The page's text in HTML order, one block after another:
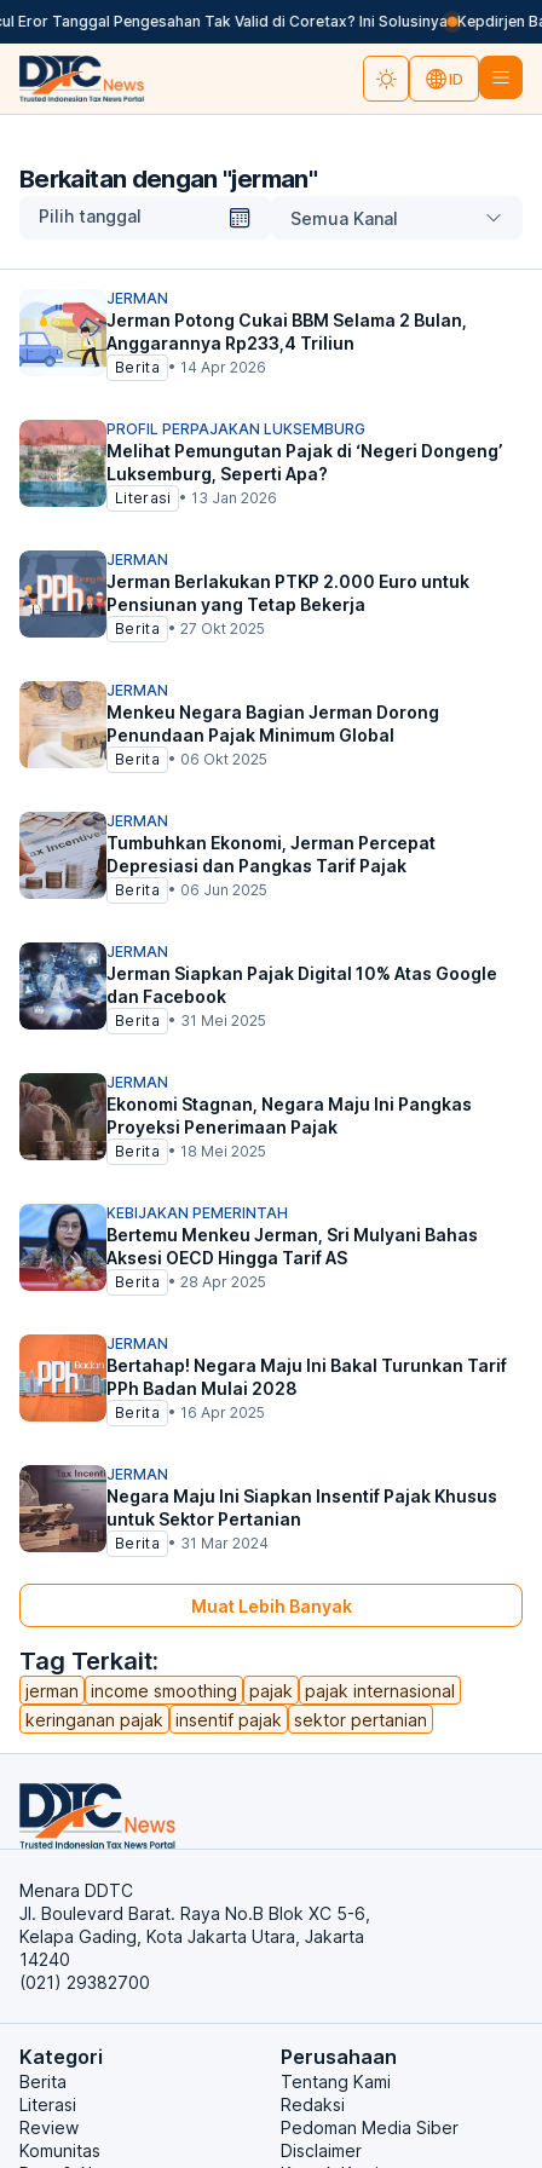
Eror Tanggal Pengesahan Tak Valid di Coretax? Ini Solusinya Kepdirjen
ID
Berkaitan dengan "jerman"
Pilih tanggal Semua Kanal
Tag Terkait:
jerman income smoothing pajak
pajak internasional
keringanan pajak
insentif pajak sektor pertanian
JERMAN
Jerman Potong Cukai BBM Selama 2 Bulan,
Anggarannya Rp233,4 Triliun
Berita • 14 Apr 2026
PROFIL PERPAJAKAN LUKSEMBURG
Melihat Pemungutan Pajak di ‘Negeri Dongeng’
Luksemburg, Seperti Apa?
Literasi • 13 Jan 2026
JERMAN
Jerman Berlakukan PTKP 2.000 Euro untuk
Pensiunan yang Tetap Bekerja
Berita • 27 Okt 2025
JERMAN
Menkeu Negara Bagian Jerman Dorong
Penundaan Pajak Minimum Global
Berita • 06 Okt 2025
JERMAN
Tumbuhkan Ekonomi, Jerman Percepat
Depresiasi dan Pangkas Tarif Pajak
Berita • 06 Jun 2025
JERMAN
Jerman Siapkan Pajak Digital 10% Atas Google
dan Facebook
Berita • 31 Mei 2025
JERMAN
Ekonomi Stagnan, Negara Maju Ini Pangkas
Proyeksi Penerimaan Pajak
Berita • 18 Mei 2025
KEBIJAKAN PEMERINTAH
Bertemu Menkeu Jerman, Sri Mulyani Bahas
Aksesi OECD Hingga Tarif AS
Berita • 28 Apr 2025
JERMAN
Bertahap! Negara Maju Ini Bakal Turunkan Tarif
PPh Badan Mulai 2028
Berita • 16 Apr 2025
JERMAN
Negara Maju Ini Siapkan Insentif Pajak Khusus
untuk Sektor Pertanian
Berita • 31 Mar 2024
Muat Lebih Banyak
Menara DDTC
Jl. Boulevard Barat. Raya No.B Blok XC 5-6,
Kelapa Gading, Kota Jakarta Utara, Jakarta
14240
(021) 29382700
Kategori
Berita
Literasi
Review
Komunitas
Perusahaan
Tentang Kami
Redaksi
Pedoman Media Siber
Disclaimer